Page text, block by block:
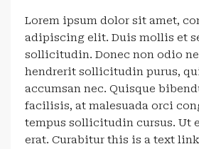
Lorem ipsum dolor sit amet,
adipiscing elit. Duis mollis et
sollicitudin. Donec non odio
hendrerit sollicitudin purus,
accumsan nec. Quisque
facilisis, at malesuada orci
tempus sollicitudin cursus. Ut
erat. Curabitur this is a text